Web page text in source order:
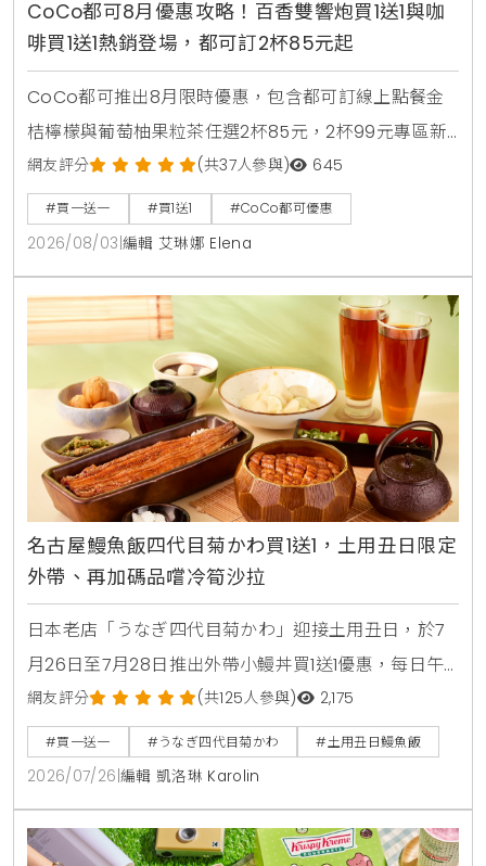
CoCo都可8月優惠攻略！百香雙響炮買1送1與咖
啡買1送1熱銷登場，都可訂2杯85元起
CoCo都可推出8月限時優惠，包含都可訂線上點餐金
桔檸檬與葡萄柚果粒茶任選2杯85元，2杯99元專區新
上架粉角檸檬冬瓜，每週一二指定咖啡買1送1，8月5日
週三好友日更祭出百香雙響炮買1送1優惠。
網友評分 (共37人參與) 645
#買一送一 #買1送1 #CoCo都可優惠
2026/08/03 編輯 艾琳娜 Elena
名古屋鰻魚飯四代目菊かわ買1送1，土用丑日限定
外帶、再加碼品嚐冷筍沙拉
日本老店「うなぎ四代目菊かわ」迎接土用丑日，於7
月26日至7月28日推出外帶小鰻丼買1送1優惠，每日午
晚餐各限量15組。即日起至8月31日同步開賣「夏鰻雙
饗宴」特價2450元與全新單品冷筍沙拉，提供最道地
的日本夏日食補饗宴。
網友評分 (共125人參與) 2,175
#買一送一 #うなぎ四代目菊かわ #土用丑日鰻魚飯
2026/07/26 編輯 凱洛琳 Karolin